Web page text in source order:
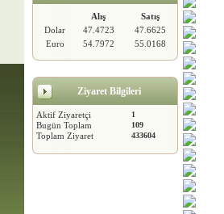
Alış
Satış
Dolar
47.4723
47.6625
Euro
54.7972 55.0168
Ziyaret Bilgileri
Aktif Ziyaretçi 1
Bugün Toplam 109
Toplam Ziyaret 433604